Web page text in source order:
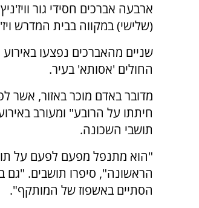
ארבעה אברכים חסידי גור
(שלישי) במקווה בבית המדרש
שניים מהאברכים נפצעו באירוע
החולים 'אסותא' בעיר.
מדובר באדם מוכר באזור, אשר
חיתתו על הרובע" ומעורב
תושבי השכונה.
"הוא מתנפל מפעם לפעם על
הראשונה", סיפרו תושבים. "גם
הסתיים באשפוז של המותקף".